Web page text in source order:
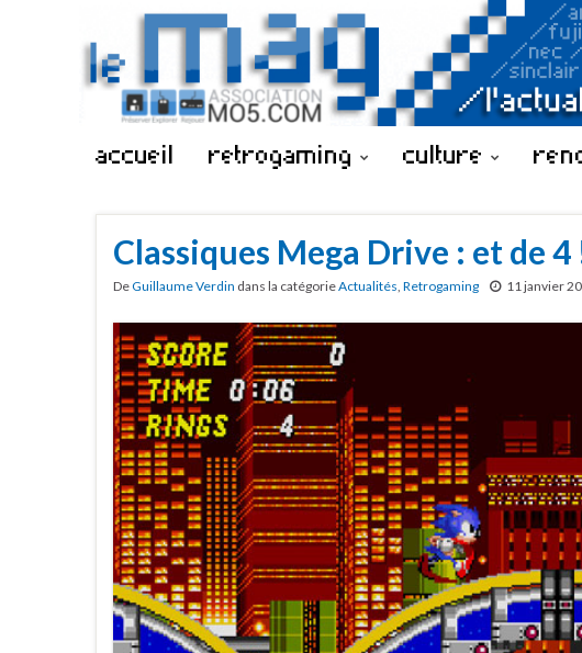
accueil retrogaming culture
Classiques Mega Drive : et de 4
DeGuillaume Verdin dans la catégorieActualités, Retrogaming 11 janvier